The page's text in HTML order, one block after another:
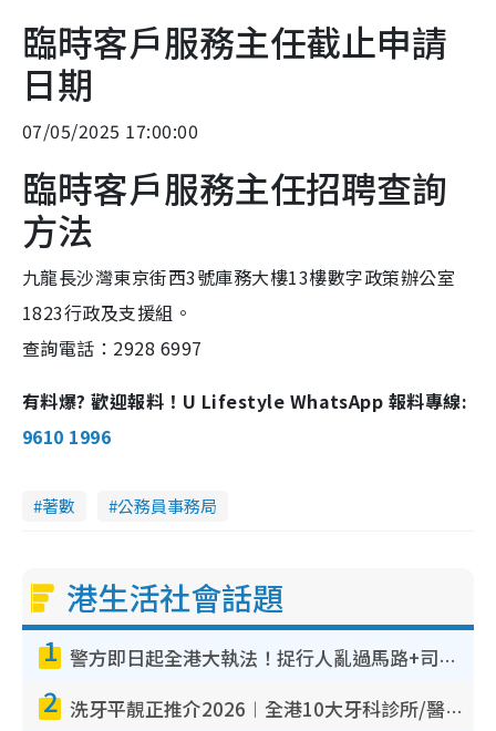
臨時客戶服務主任截止申請
日期
07/05/2025 17:00:00
臨時客戶服務主任招聘查詢
方法
九龍長沙灣東京街西3號庫務大樓13樓數字政策辦公室
1823行政及支援組。
查詢電話：2928 6997
有料爆? 歡迎報料！U Lifestyle WhatsApp 報料專線:
9610 1996
著數 公務員事務局
港生活社會話題
1 警方即日起全港大執法！捉行人亂過馬路+司機不專注駕駛！亂過馬路罰$2000
2 洗牙平靚正推介2026︱全港10大牙科診所/醫院懶人包 夜診至8點/鎮靜潔牙/醫療券適用